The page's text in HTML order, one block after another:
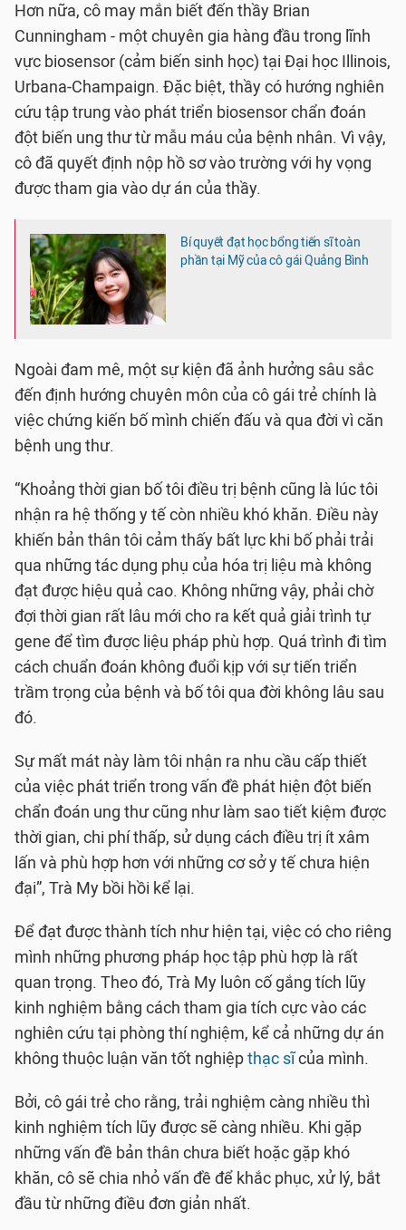
Hơn nữa, cô may mắn biết đến thầy Brian
Cunningham - một chuyên gia hàng đầu trong lĩnh
vực biosensor (cảm biến sinh học) tại Đại học Illinois,
Urbana-Champaign. Đặc biệt, thầy có hướng nghiên
cứu tập trung vào phát triển biosensor chẩn đoán
đột biến ung thư từ mẫu máu của bệnh nhân. Vì vậy,
cô đã quyết định nộp hồ sơ vào trường với hy vọng
được tham gia vào dự án của thầy.
Bí quyết đạt học bổng tiến sĩ toàn
phần tại Mỹ của cô gái Quảng Bình
Ngoài đam mê, một sự kiện đã ảnh hưởng sâu sắc
đến định hướng chuyên môn của cô gái trẻ chính là
việc chứng kiến bố mình chiến đấu và qua đời vì căn
bệnh ung thư.
“Khoảng thời gian bố tôi điều trị bệnh cũng là lúc tôi
nhận ra hệ thống y tế còn nhiều khó khăn. Điều này
khiến bản thân tôi cảm thấy bất lực khi bố phải trải
qua những tác dụng phụ của hóa trị liệu mà không
đạt được hiệu quả cao. Không những vậy, phải chờ
đợi thời gian rất lâu mới cho ra kết quả giải trình tự
gene để tìm được liệu pháp phù hợp. Quá trình đi tìm
cách chuẩn đoán không đuổi kịp với sự tiến triển
trầm trọng của bệnh và bố tôi qua đời không lâu sau
đó.
Sự mất mát này làm tôi nhận ra nhu cầu cấp thiết
của việc phát triển trong vấn đề phát hiện đột biến
chẩn đoán ung thư cũng như làm sao tiết kiệm được
thời gian, chi phí thấp, sử dụng cách điều trị ít xâm
lấn và phù hợp hơn với những cơ sở y tế chưa hiện
đại”, Trà My bồi hồi kể lại.
Để đạt được thành tích như hiện tại, việc có cho riêng
mình những phương pháp học tập phù hợp là rất
quan trọng. Theo đó, Trà My luôn cố gắng tích lũy
kinh nghiệm bằng cách tham gia tích cực vào các
nghiên cứu tại phòng thí nghiệm, kể cả những dự án
không thuộc luận văn tốt nghiệpthạc sĩcủa mình.
Bởi, cô gái trẻ cho rằng, trải nghiệm càng nhiều thì
kinh nghiệm tích lũy được sẽ càng nhiều. Khi gặp
những vấn đề bản thân chưa biết hoặc gặp khó
khăn, cô sẽ chia nhỏ vấn đề để khắc phục, xử lý, bắt
đầu từ những điều đơn giản nhất.